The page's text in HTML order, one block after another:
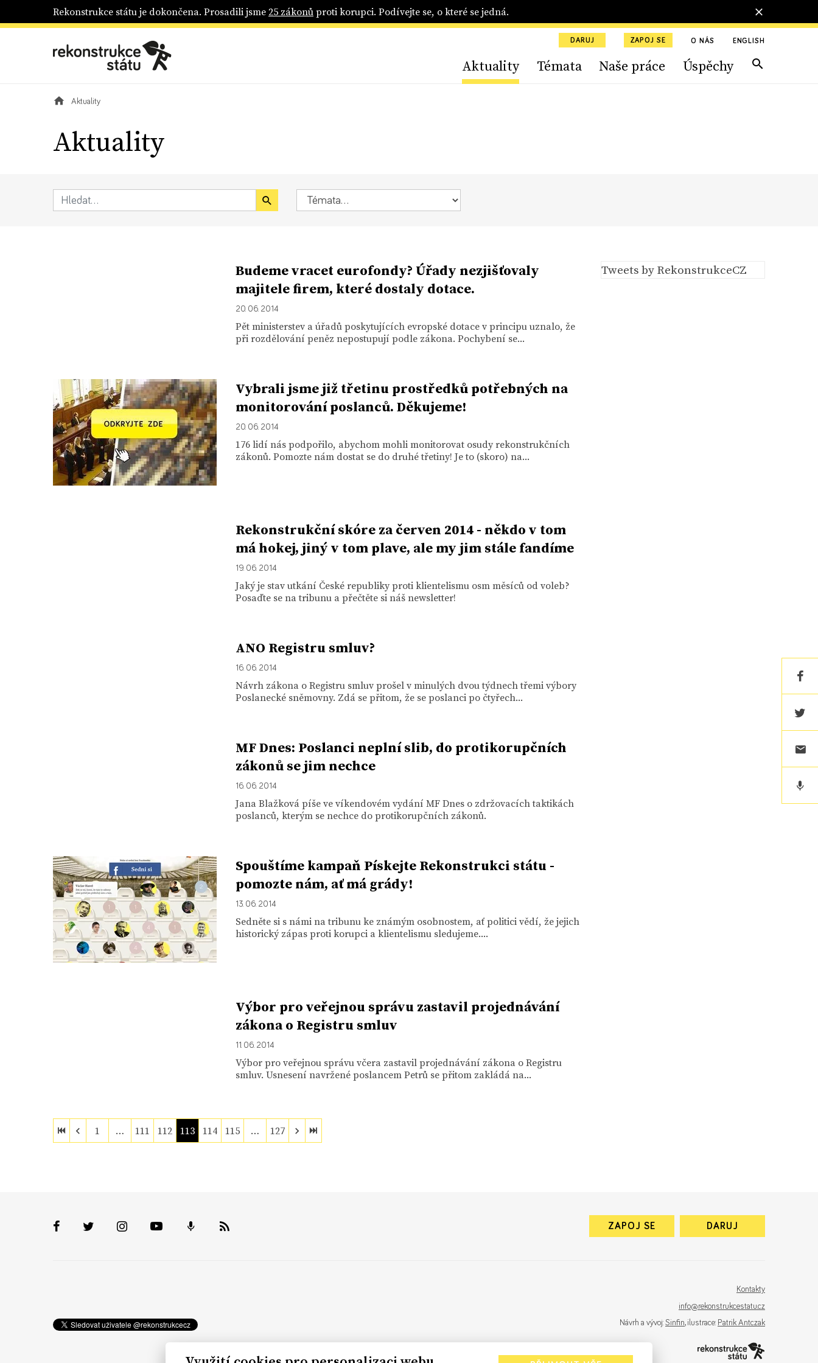
Rekonstrukce státu je dokončena. Prosadili jsme25 zákonůproti korupci. Podívejte se, o které se jedná.
DARUJ ZAPOJ SE O NÁS ENGLISH
Aktuality Témata Naše práce Úspěchy
Aktuality
Aktuality
Budeme vracet eurofondy? Úřady nezjišťovaly
majitele firem, které dostaly dotace.
20. 06. 2014
Pět ministerstev a úřadů poskytujících evropské dotace v principu uznalo, že
při rozdělování peněz nepostupují podle zákona. Pochybení se...
Vybrali jsme již třetinu prostředků potřebných na
monitorování poslanců. Děkujeme!
20. 06. 2014
176 lidí nás podpořilo, abychom mohli monitorovat osudy rekonstrukčních
zákonů. Pomozte nám dostat se do druhé třetiny! Je to (skoro) na...
Rekonstrukční skóre za červen 2014 - někdo v tom
má hokej, jiný v tom plave, ale my jim stále fandíme
19. 06. 2014
Jaký je stav utkání České republiky proti klientelismu osm měsíců od voleb?
Posaďte se na tribunu a přečtěte si náš newsletter!
ANO Registru smluv?
16. 06. 2014
Návrh zákona o Registru smluv prošel v minulých dvou týdnech třemi výbory
Poslanecké sněmovny. Zdá se přitom, že se poslanci po čtyřech...
MF Dnes: Poslanci neplní slib, do protikorupčních
zákonů se jim nechce
16. 06. 2014
Jana Blažková píše ve víkendovém vydání MF Dnes o zdržovacích taktikách
poslanců, kterým se nechce do protikorupčních zákonů.
Spouštíme kampaň Pískejte Rekonstrukci státu -
pomozte nám, ať má grády!
13. 06. 2014
Sedněte si s námi na tribunu ke známým osobnostem, ať politici vědí, že jejich
historický zápas proti korupci a klientelismu sledujeme....
Výbor pro veřejnou správu zastavil projednávání
zákona o Registru smluv
11. 06. 2014
Výbor pro veřejnou správu včera zastavil projednávání zákona o Registru
smluv. Usnesení navržené poslancem Petrů se přitom zakládá na...
Tweets by RekonstrukceCZ
1 … 111 112 113 114 115 … 127
ZAPOJ SE DARUJ
Kontakty
info@rekonstrukcestatu.cz
Návrh a vývoj: Sinfin, ilustrace: Patrik Antczak